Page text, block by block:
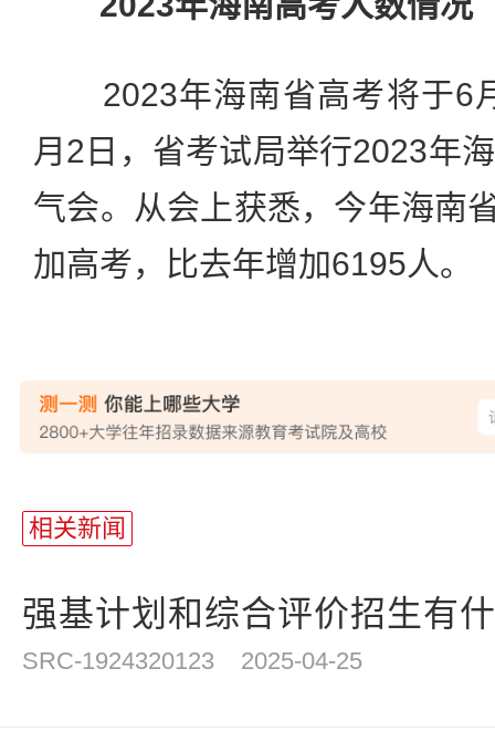
2023年海南省高考将于6
月2日，省考试局举行2023年
气会。从会上获悉，今年海南
加高考，比去年增加6195人。
相关新闻
强基计划和综合评价招生有
SRC-1924320123 2025-04-25